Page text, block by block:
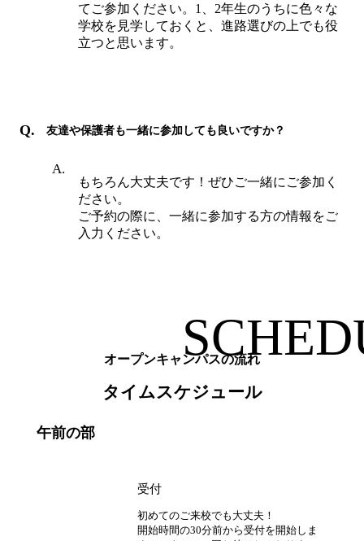
てご参加ください。1、2年生のうちに色々な
学校を見学しておくと、進路選びの上でも役
立つと思います。
友達や保護者も一緒に参加しても良いですか？
もちろん大丈夫です！ぜひご一緒にご参加く
ださい。
ご予約の際に、一緒に参加する方の情報をご
入力ください。
オープンキャンパスの流れ
タイムスケジュール
午前の部
受付
初めてのご来校でも大丈夫！
開始時間の30分前から受付を開始しま